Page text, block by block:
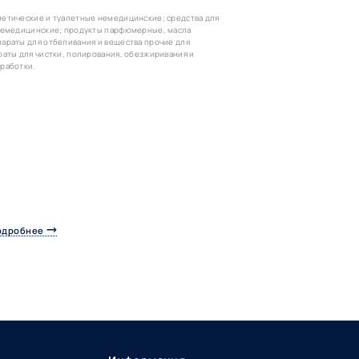
и туалетные немедицинские; средства для
продукты парфюмерные, масла
для отбеливания и вещества прочие для
для чистки, полирования, обезжиривания и